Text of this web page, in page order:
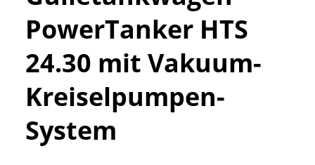
• Geschichte und Geschichten
• Messen und Veranstaltungen
• Mitteilung der Redaktion
• Agritechnica Neuheiten Archiv
• Artikel nach Hersteller/Marke
PowerTanker HTS
24.30 mit Vakuum-
Kreiselpumpen-
System